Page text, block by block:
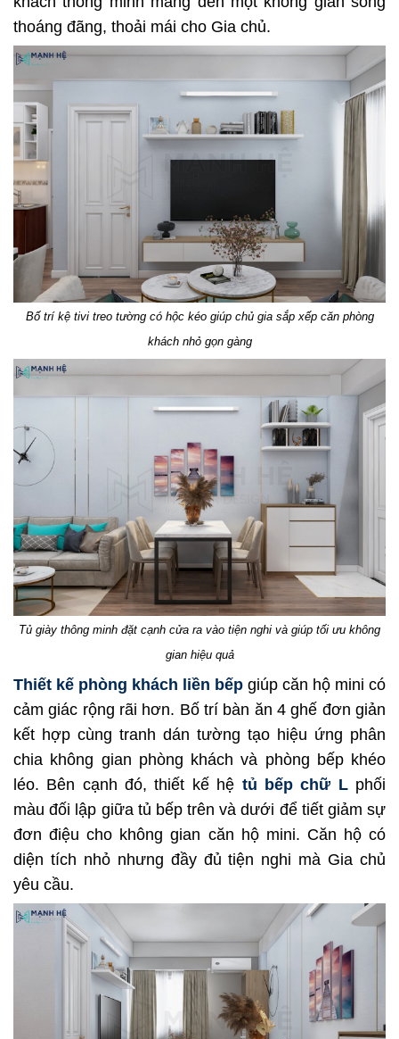
thoáng đãng, thoải mái cho Gia chủ.
Bố trí kệ tivi treo tường có hộc kéo giúp chủ gia sắp xếp căn phòng
khách nhỏ gọn gàng
Tủ giày thông minh đặt cạnh cửa ra vào tiện nghi và giúp tối ưu không
gian hiệu quả
Thiết kế phòng khách liền bếp giúp căn hộ mini có
cảm giác rộng rãi hơn. Bố trí bàn ăn 4 ghế đơn giản
kết hợp cùng tranh dán tường tạo hiệu ứng phân
chia không gian phòng khách và phòng bếp khéo
léo. Bên cạnh đó, thiết kế hệ tủ bếp chữ Lphối
màu đối lập giữa tủ bếp trên và dưới để tiết giảm sự
đơn điệu cho không gian căn hộ mini. Căn hộ có
diện tích nhỏ nhưng đầy đủ tiện nghi mà Gia chủ
yêu cầu.